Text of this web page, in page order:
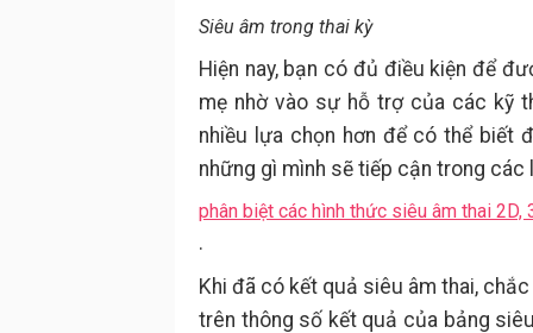
Siêu âm trong thai kỳ
Hiện nay, bạn có đủ điều kiện để
mẹ nhờ vào sự hỗ trợ của các kỹ
nhiều lựa chọn hơn để có thể biết
những gì mình sẽ tiếp cận trong các
phân biệt các hình thức siêu âm thai 2D,
.
Khi đã có kết quả siêu âm thai,
trên thông số kết quả của bảng